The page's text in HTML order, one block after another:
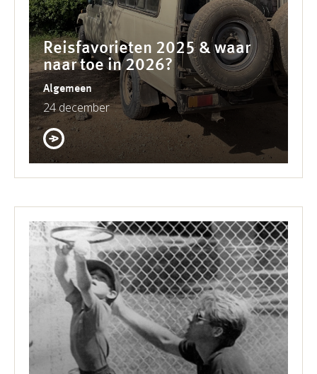
Reisfavorieten 2025 & waar
naar toe in 2026?
Algemeen
24 december